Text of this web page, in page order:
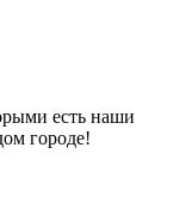
есть наши
городе!